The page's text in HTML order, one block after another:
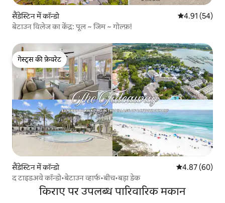
सैंडेस्टिन में कॉन्डो औसत रेटिंग 5 में
4.91 (54)
बेटाउन विलेज का केंद्र: पूल ~ जिम ~ गोल्फ़!
गेस्ट्स की फ़ेवरेट
गेस्ट्स की फ़ेवरेट
सैंडेस्टिन में कॉन्डो औसत रेटिंग 5 में
4.87 (60)
द टाइडअवे कॉन्डो•बेटाउन व्हार्फ•बीच•बड़ा डेक
किराए पर उपलब्ध पारिवारिक मकान